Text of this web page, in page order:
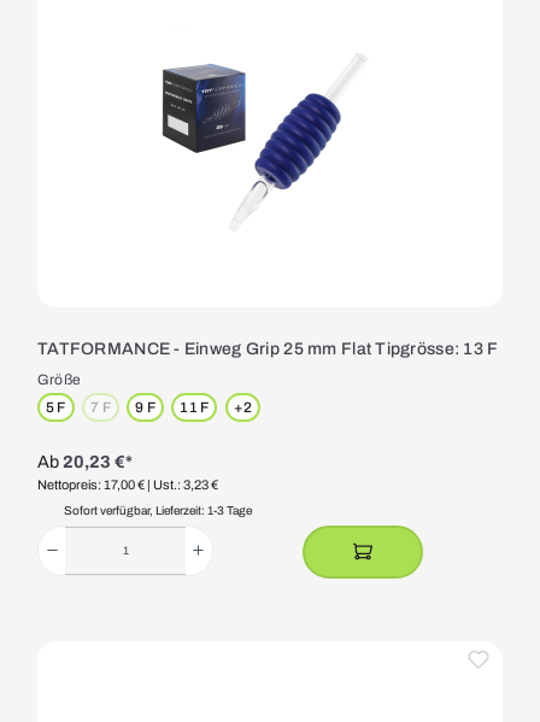
TATFORMANCE - Einweg Grip 25 mm Flat Tipgrösse: 13 F
Größe
5 F
7 F(Diese Option ist zurzeit nicht verfügbar.)
9 F 11 F +2
Ab 20,23 €*
Nettopreis: 17,00 € | Ust.: 3,23 €
Sofort verfügbar, Lieferzeit: 1-3 Tage